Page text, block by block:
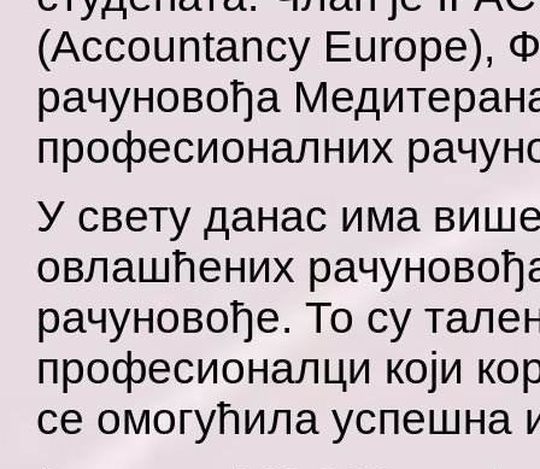
(Accountancy Europe),
рачуновођа
професионалних
У свету данас има
овлашћених
рачуновође. То су
професионалци који
се омогућила успешна